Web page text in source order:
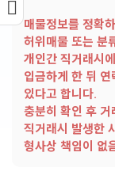
매물정보를 정확
허위매물 또는 분
개인간 직거래시
입금하게 한 뒤
있다고 합니다.
충분히 확인 후
직거래시 발생한
형사상 책임이 없